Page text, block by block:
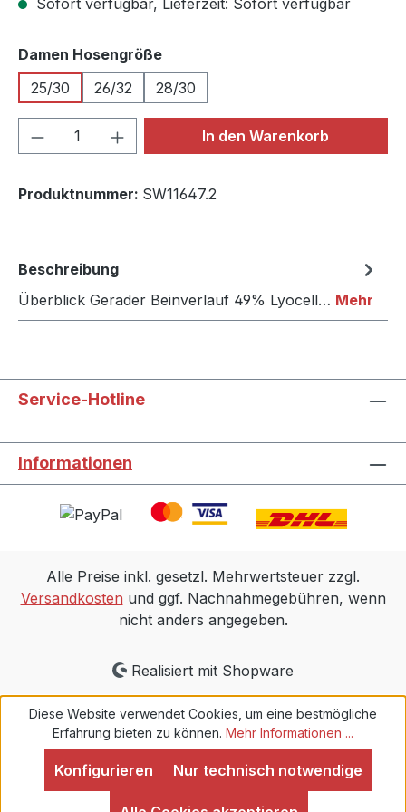
Sofort verfügbar, Lieferzeit: Sofort verfügbar
Damen Hosengrößeauswählen
25/30
26/32 28/30
Produkt Anzahl: Gib denIn den Warenkorb
Produktnummer: SW11647.2
Beschreibung
Überblick Gerader Beinverlauf 49% Lyocell… Mehr
Service-Hotline
Informationen
Alle Preise inkl. gesetzl. Mehrwertsteuer zzgl.
Versandkosten und ggf. Nachnahmegebühren, wenn
nicht anders angegeben.
Realisiert mit Shopware
Diese Website verwendet Cookies, um eine bestmögliche
Erfahrung bieten zu können. Mehr Informationen ...
Nur technisch notwendige
Konfigurieren